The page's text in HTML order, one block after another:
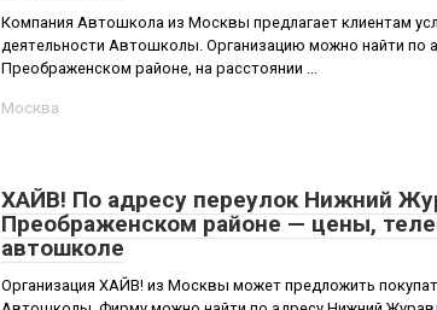
Компания Автошкола из Москвы предлагает клиентам
деятельности Автошколы. Организацию можно найти по
Преображенском районе, на расстоянии ...
Москва
ХАЙВ! По адресу переулок Нижний
Преображенском районе — цены,
автошколе
Организация ХАЙВ! из Москвы может предложить